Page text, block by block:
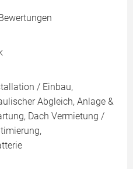
/ Einbau,
Abgleich, Anlage &
Dach Vermietung /